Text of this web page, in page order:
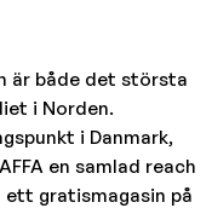
är både det största
i Norden.
i Danmark,
en samlad reach
ett gratismagasin på